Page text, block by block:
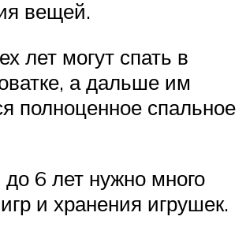
вещей.
лет могут спать в
а дальше им
полноценное спальное
6 лет нужно много
и хранения игрушек.